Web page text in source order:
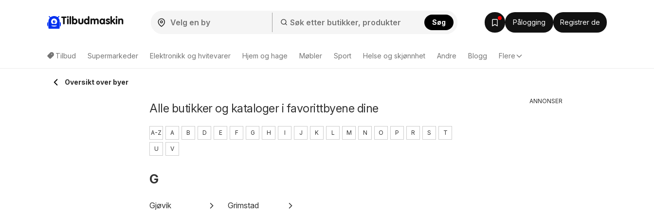
Tilbudmaskin Søg Pålogging Registrer de
Tilbud Supermarkeder Elektronikk og hvitevarer Hjem og hage Møbler Sport Helse og skjønnhet Andre Blogg Flere
Oversikt over byer
Alle butikker og kataloger i favorittbyene dine
A-Z A B D E F G H I J K L M N O P R S T
U V
G
Gjøvik Grimstad
ANNONSER